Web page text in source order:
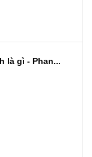
là gì - Phan...